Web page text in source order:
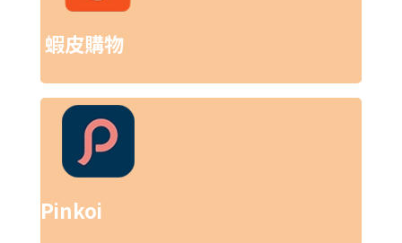
蝦皮購物
Pinkoi